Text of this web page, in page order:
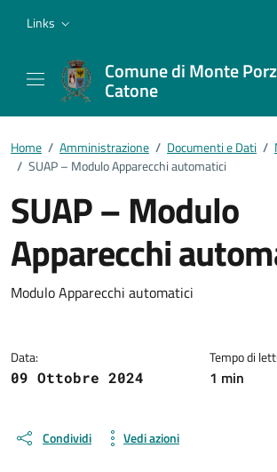
Links
Comune di Monte
Catone
Home / Amministrazione / Documenti e Dati /
/ SUAP – Modulo Apparecchi automatici
SUAP – Modulo
Apparecchi
Dettagli del documento
Modulo Apparecchi automatici
Data:
09 Ottobre 2024
Tempo di
1 min
Condividi Vedi azioni